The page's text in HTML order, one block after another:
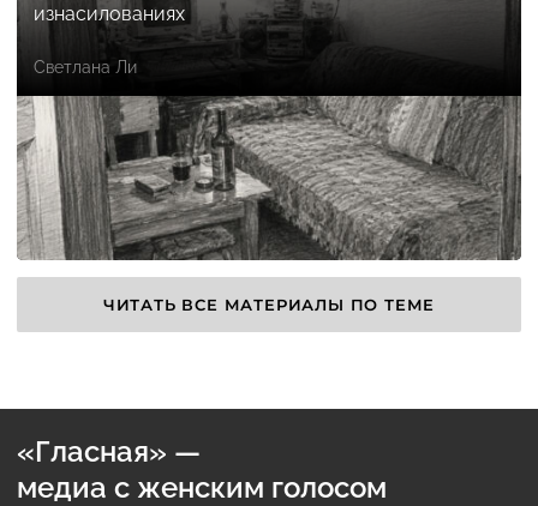
изнасилованиях
Светлана Ли
ЧИТАТЬ ВСЕ МАТЕРИАЛЫ ПО ТЕМЕ
«Гласная» —
медиа с женским голосом